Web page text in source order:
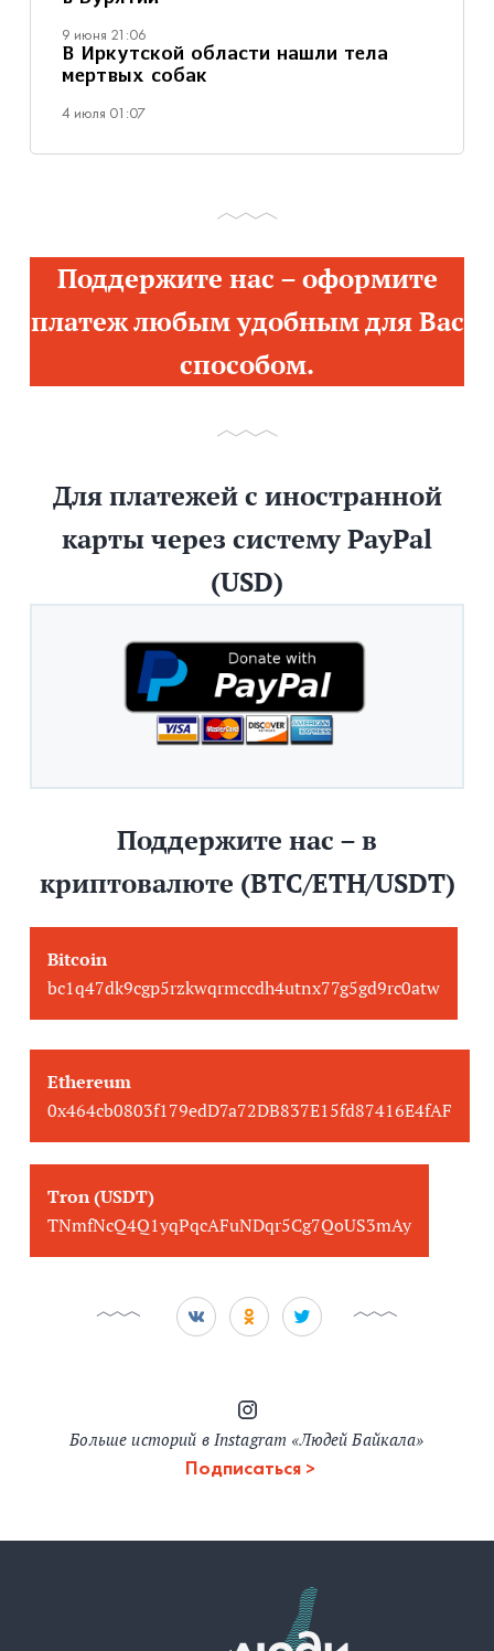
9 июня 21:06
В Иркутской области нашли тела
мертвых собак
4 июля 01:07
Поддержите нас – оформите
платеж любым удобным для Вас
способом.
Для платежей с иностранной
карты через систему PayPal
(USD)
Поддержите нас – в
криптовалюте (BTC/ETH/USDT)
Bitcoin
bc1q47dk9cgp5rzkwqrmccdh4utnx77g5gd9rc0atw
Ethereum
0x464cb0803f179edD7a72DB837E15fd87416E4fAF
Tron (USDT)
TNmfNcQ4Q1yqPqcAFuNDqr5Cg7QoUS3mAy
Больше историй в Instagram «Людей Байкала»
Подписаться